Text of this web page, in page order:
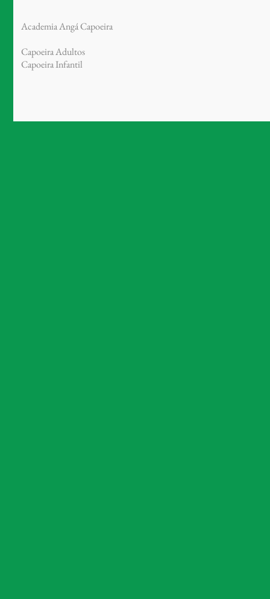
Academia Angá Capoeira
Capoeira Adultos
Capoeira Infantil